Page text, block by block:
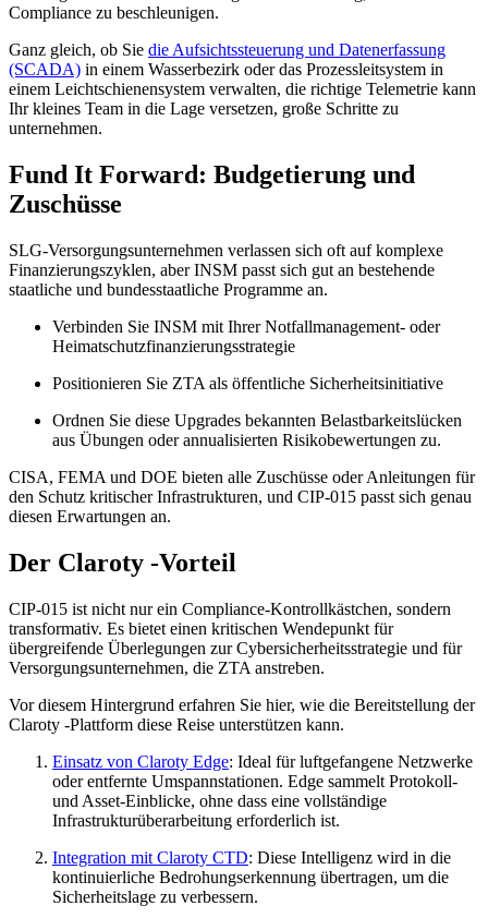
Compliance zu beschleunigen.
Ganz gleich, ob Sie die Aufsichtssteuerung und Datenerfassung
(SCADA) in einem Wasserbezirk oder das Prozessleitsystem in
einem Leichtschienensystem verwalten, die richtige Telemetrie kann
Ihr kleines Team in die Lage versetzen, große Schritte zu
unternehmen.
Fund It Forward: Budgetierung und
Zuschüsse
SLG-Versorgungsunternehmen verlassen sich oft auf komplexe
Finanzierungszyklen, aber INSM passt sich gut an bestehende
staatliche und bundesstaatliche Programme an.
Verbinden Sie INSM mit Ihrer Notfallmanagement- oder
Heimatschutzfinanzierungsstrategie
Positionieren Sie ZTA als öffentliche Sicherheitsinitiative
Ordnen Sie diese Upgrades bekannten Belastbarkeitslücken
aus Übungen oder annualisierten Risikobewertungen zu.
CISA, FEMA und DOE bieten alle Zuschüsse oder Anleitungen für
den Schutz kritischer Infrastrukturen, und CIP-015 passt sich genau
diesen Erwartungen an.
Der Claroty -Vorteil
CIP-015 ist nicht nur ein Compliance-Kontrollkästchen, sondern
transformativ. Es bietet einen kritischen Wendepunkt für
übergreifende Überlegungen zur Cybersicherheitsstrategie und für
Versorgungsunternehmen, die ZTA anstreben.
Vor diesem Hintergrund erfahren Sie hier, wie die Bereitstellung der
Claroty -Plattform diese Reise unterstützen kann.
Einsatz von Claroty Edge: Ideal für luftgefangene Netzwerke
oder entfernte Umspannstationen. Edge sammelt Protokoll-
und Asset-Einblicke, ohne dass eine vollständige
Infrastrukturüberarbeitung erforderlich ist.
Integration mit Claroty CTD: Diese Intelligenz wird in die
kontinuierliche Bedrohungserkennung übertragen, um die
Sicherheitslage zu verbessern.